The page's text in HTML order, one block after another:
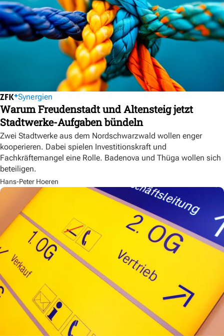
Synergien
Warum Freudenstadt und Altensteig jetzt
Stadtwerke-Aufgaben bündeln
Zwei Stadtwerke aus dem Nordschwarzwald wollen enger
kooperieren. Dabei spielen Investitionskraft und
Fachkräftemangel eine Rolle. Badenova und Thüga wollen sich
beteiligen.
Hans-Peter Hoeren